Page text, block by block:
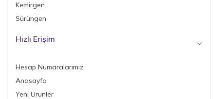
Kemirgen
Sürüngen
Hızlı Erişim
Hesap Numaralarımız
Anasayfa
Yeni Ürünler